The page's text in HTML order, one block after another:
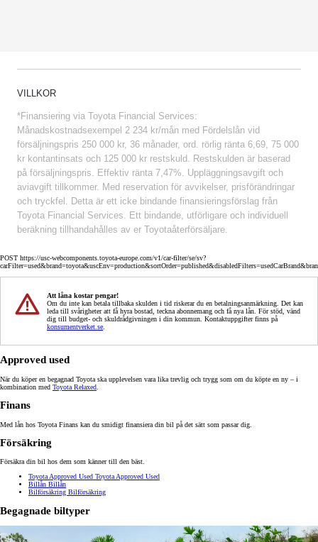
VILLKOR
*Finansiering via Toyota Financial Services:
Månadskostnadsexempel 2 234 kr/mån med Fördelslån vid
försäljningspris 250 000 kr, 36 månader, ord. rörlig ränta 6,69, 75 000
kr kontantinsats och 125 000 kr restskuld. Restskulden är baserad
på försäljningspris. Effektiv ränta 7,47%. Uppläggningsavgift och
aviavgift tillkommer. Med reservation för avvikelser, prisförändringar
och tryckfel. Detta är ett icke bindande finansieringsförslag från
Toyota Financial Services. Ett bindande, utförligare och individuell
beräkning tillhandahålles av er Toyotaåterförsäljare.
POST https://usc-webcomponents.toyota-europe.com/v1/car-filter/se/sv?
Att låna kostar pengar!
Om du inte kan betala tillbaka skulden i tid riskerar du en betalningsanmärkning. Det kan
leda till svårigheter att få hyra bostad, teckna abonnemang och få nya lån. För stöd, vänd
dig till budget- och skuldrådgivningen i din kommun. Kontaktuppgifter finns på
konsumentverket.se
Approved used
När du köper en begagnad Toyota ska upplevelsen vara lika trevlig och trygg som om du köpte en ny – i
kombination med Toyota Relaxed
Finans
Med lån hos Toyota Finans kan du smidigt finansiera din bil på det sätt som passar dig.
Försäkring
Försäkra din bil hos dem som känner till den bäst.
Toyota Approved Used Toyota Approved Used
Billån Billån
Bilförsäkring Bilförsäkring
Begagnade biltyper